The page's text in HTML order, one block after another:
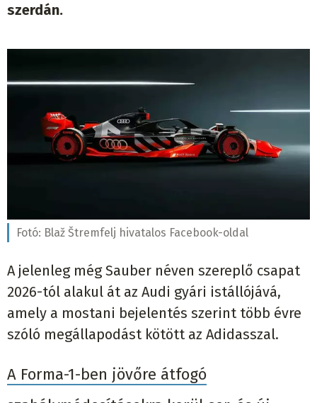
szerdán.
Fotó: Blaž Štremfelj hivatalos Facebook-oldal
A jelenleg még Sauber néven szereplő csapat
2026-tól alakul át az Audi gyári istállójává,
amely a mostani bejelentés szerint több évre
szóló megállapodást kötött az Adidasszal.
A Forma-1-ben jövőre átfogó